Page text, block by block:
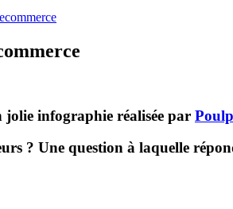
jolie infographie réalisée par
? Une question à laquelle